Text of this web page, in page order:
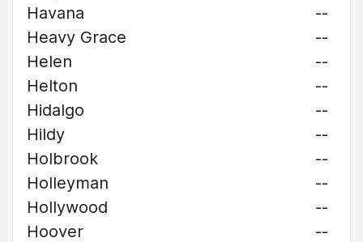
Havana
--
Heavy Grace
--
Helen
--
Helton
--
Hidalgo
--
Hildy
--
Holbrook
--
Holleyman
--
Hollywood
--
Hoover
--